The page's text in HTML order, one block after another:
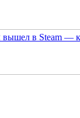
вышел в Steam —